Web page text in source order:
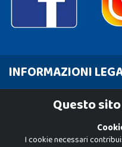
INFORMAZIONI
Cookie PolicyQuesto
I cookie necessari